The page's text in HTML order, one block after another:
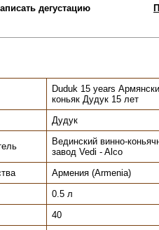
дегустацию
Duduk 15 years
коньяк Дудук 15 лет
Дудук
Вединский винно-
завод Vedi - Alco
Армения (Armenia)
0.5 л
40